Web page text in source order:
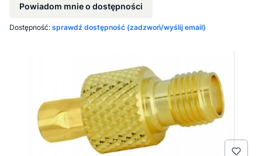
Powiadom mnie o dostępności
Dostępność: sprawdź dostępność (zadzwoń/wyślij email)